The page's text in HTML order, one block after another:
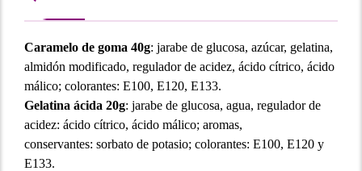
Caramelo de goma 40g: jarabe de glucosa, azúcar, gelatina,
almidón modificado, regulador de acidez, ácido cítrico, ácido
málico; colorantes: E100, E120, E133.
Gelatina ácida 20g: jarabe de glucosa, agua, regulador de
acidez: ácido cítrico, ácido málico; aromas,
conservantes: sorbato de potasio; colorantes: E100, E120 y
E133.